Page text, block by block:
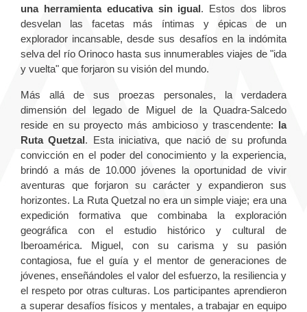
una herramienta educativa sin igual. Estos dos libros
desvelan las facetas más íntimas y épicas de un
explorador incansable, desde sus desafíos en la indómita
selva del río Orinoco hasta sus innumerables viajes de "ida
y vuelta" que forjaron su visión del mundo.
Más allá de sus proezas personales, la verdadera
dimensión del legado de Miguel de la Quadra-Salcedo
reside en su proyecto más ambicioso y trascendente: la
Ruta Quetzal. Esta iniciativa, que nació de su profunda
convicción en el poder del conocimiento y la experiencia,
brindó a más de 10.000 jóvenes la oportunidad de vivir
aventuras que forjaron su carácter y expandieron sus
horizontes. La Ruta Quetzal no era un simple viaje; era una
expedición formativa que combinaba la exploración
geográfica con el estudio histórico y cultural de
Iberoamérica. Miguel, con su carisma y su pasión
contagiosa, fue el guía y el mentor de generaciones de
jóvenes, enseñándoles el valor del esfuerzo, la resiliencia y
el respeto por otras culturas. Los participantes aprendieron
a superar desafíos físicos y mentales, a trabajar en equipo